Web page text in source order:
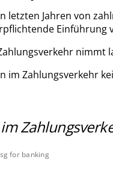
letzten Jahren von
Einführung
nimmt
im Zahlungsverkehr
for banking